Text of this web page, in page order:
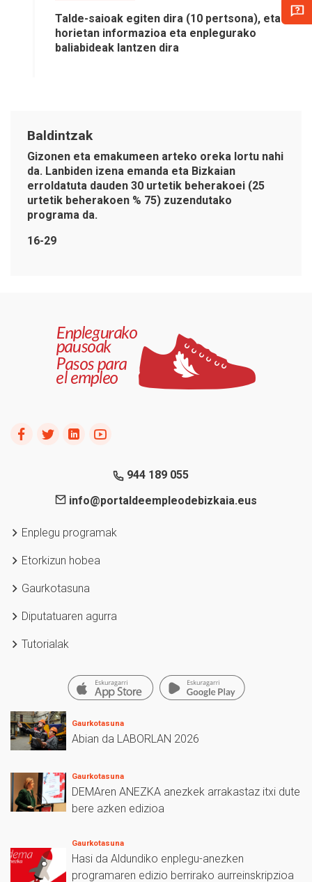
Talde-saioak egiten dira (10 pertsona), eta
horietan informazioa eta enplegurako
baliabideak lantzen dira
Baldintzak
Gizonen eta emakumeen arteko oreka lortu nahi
da. Lanbiden izena emanda eta Bizkaian
erroldatuta dauden 30 urtetik beherakoei (25
urtetik beherakoen % 75) zuzendutako
programa da.
16-29
944 189 055
info@portaldeempleodebizkaia.eus
Enplegu programak
Etorkizun hobea
Gaurkotasuna
Diputatuaren agurra
Tutorialak
Gaurkotasuna
Abian da LABORLAN 2026
Gaurkotasuna
DEMAren ANEZKA anezkek arrakastaz itxi dute
bere azken edizioa
Gaurkotasuna
Hasi da Aldundiko enplegu-anezken
programaren edizio berrirako aurreinskripzioa